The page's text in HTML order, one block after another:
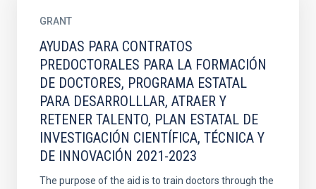
GRANT
AYUDAS PARA CONTRATOS
PREDOCTORALES PARA LA FORMACIÓN
DE DOCTORES, PROGRAMA ESTATAL
PARA DESARROLLLAR, ATRAER Y
RETENER TALENTO, PLAN ESTATAL DE
INVESTIGACIÓN CIENTÍFICA, TÉCNICA Y
DE INNOVACIÓN 2021-2023
The purpose of the aid is to train doctors through the